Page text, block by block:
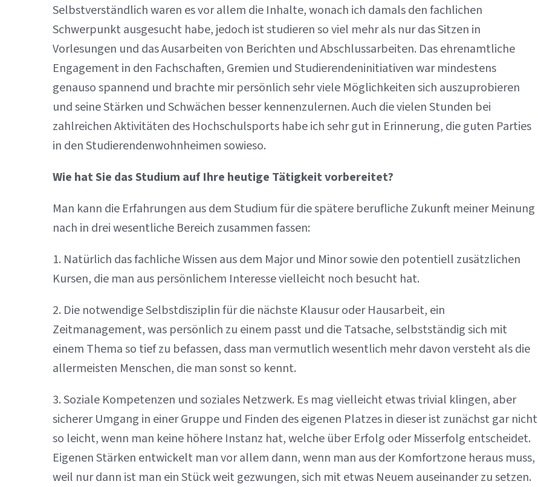
Selbstverständlich waren es vor allem die Inhalte, wonach ich damals den fachlichen
Schwerpunkt ausgesucht habe, jedoch ist studieren so viel mehr als nur das Sitzen in
Vorlesungen und das Ausarbeiten von Berichten und Abschlussarbeiten. Das ehrenamtliche
Engagement in den Fachschaften, Gremien und Studierendeninitiativen war mindestens
genauso spannend und brachte mir persönlich sehr viele Möglichkeiten sich auszuprobieren
und seine Stärken und Schwächen besser kennenzulernen. Auch die vielen Stunden bei
zahlreichen Aktivitäten des Hochschulsports habe ich sehr gut in Erinnerung, die guten Parties
in den Studierendenwohnheimen sowieso.
Wie hat Sie das Studium auf Ihre heutige Tätigkeit vorbereitet?
Man kann die Erfahrungen aus dem Studium für die spätere berufliche Zukunft meiner Meinung
nach in drei wesentliche Bereich zusammen fassen:
1. Natürlich das fachliche Wissen aus dem Major und Minor sowie den potentiell zusätzlichen
Kursen, die man aus persönlichem Interesse vielleicht noch besucht hat.
2. Die notwendige Selbstdisziplin für die nächste Klausur oder Hausarbeit, ein
Zeitmanagement, was persönlich zu einem passt und die Tatsache, selbstständig sich mit
einem Thema so tief zu befassen, dass man vermutlich wesentlich mehr davon versteht als die
allermeisten Menschen, die man sonst so kennt.
3. Soziale Kompetenzen und soziales Netzwerk. Es mag vielleicht etwas trivial klingen, aber
sicherer Umgang in einer Gruppe und Finden des eigenen Platzes in dieser ist zunächst gar nicht
so leicht, wenn man keine höhere Instanz hat, welche über Erfolg oder Misserfolg entscheidet.
Eigenen Stärken entwickelt man vor allem dann, wenn man aus der Komfortzone heraus muss,
weil nur dann ist man ein Stück weit gezwungen, sich mit etwas Neuem auseinander zu setzen.